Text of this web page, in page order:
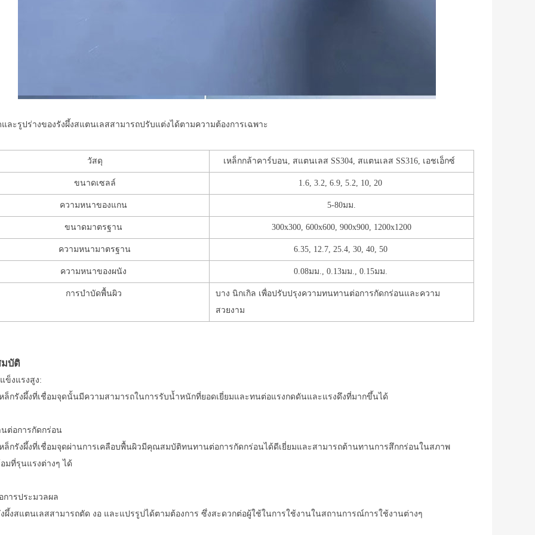
ละรูปร่างของรังผึ้งสแตนเลสสามารถปรับแต่งได้ตามความต้องการเฉพาะ
วัสดุ เหล็กกล้าคาร์บอน, สแตนเลส SS304, สแตนเลส SS316, เอชเอ็กซ์
ขนาดเซลล์ 1.6, 3.2, 6.9, 5.2, 10, 20
ความหนาของแกน 5-80มม.
ขนาดมาตรฐาน 300x300, 600x600, 900x900, 1200x1200
ความหนามาตรฐาน 6.35, 12.7, 25.4, 30, 40, 50
ความหนาของผนัง 0.08มม., 0.13มม., 0.15มม.
การบำบัดพื้นผิว
บาง นิกเกิล เพื่อปรับปรุงความทนทานต่อการกัดกร่อนและความ
สวยงาม
บัติ
ข็งแรงสูง:
ล็กรังผึ้งที่เชื่อมจุดนั้นมีความสามารถในการรับน้ำหนักที่ยอดเยี่ยมและทนต่อแรงกดดันและแรงดึงที่มากขึ้นได้
ต่อการกัดกร่อน
ล็กรังผึ้งที่เชื่อมจุดผ่านการเคลือบพื้นผิวมีคุณสมบัติทนทานต่อการกัดกร่อนได้ดีเยี่ยมและสามารถต้านทานการสึกกร่อนในสภาพ
มที่รุนแรงต่างๆ ได้
การประมวลผล
ผึ้งสแตนเลสสามารถตัด งอ และแปรรูปได้ตามต้องการ ซึ่งสะดวกต่อผู้ใช้ในการใช้งานในสถานการณ์การใช้งานต่างๆ